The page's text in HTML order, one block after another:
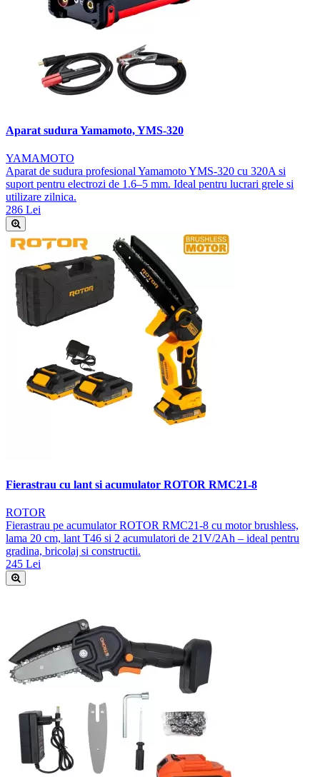
Aparat sudura Yamamoto, YMS-320
YAMAMOTO
Aparat de sudura profesional Yamamoto YMS-320 cu 320A si
suport pentru electrozi de 1.6–5 mm. Ideal pentru lucrari grele si
utilizare zilnica.
286 Lei
Fierastrau cu lant si acumulator ROTOR RMC21-8
ROTOR
Fierastrau pe acumulator ROTOR RMC21-8 cu motor brushless,
lama 20 cm, lant T46 si 2 acumulatori de 21V/2Ah – ideal pentru
gradina, bricolaj si constructii.
245 Lei